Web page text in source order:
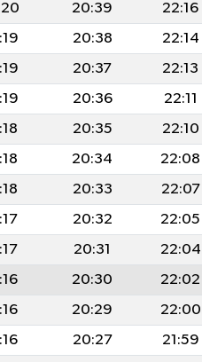
20:39
22:16
20:38
22:14
20:37
22:13
20:36
22:11
20:35
22:10
20:34
22:08
20:33
22:07
20:32
22:05
20:31
22:04
20:30
22:02
20:29
22:00
20:27
21:59